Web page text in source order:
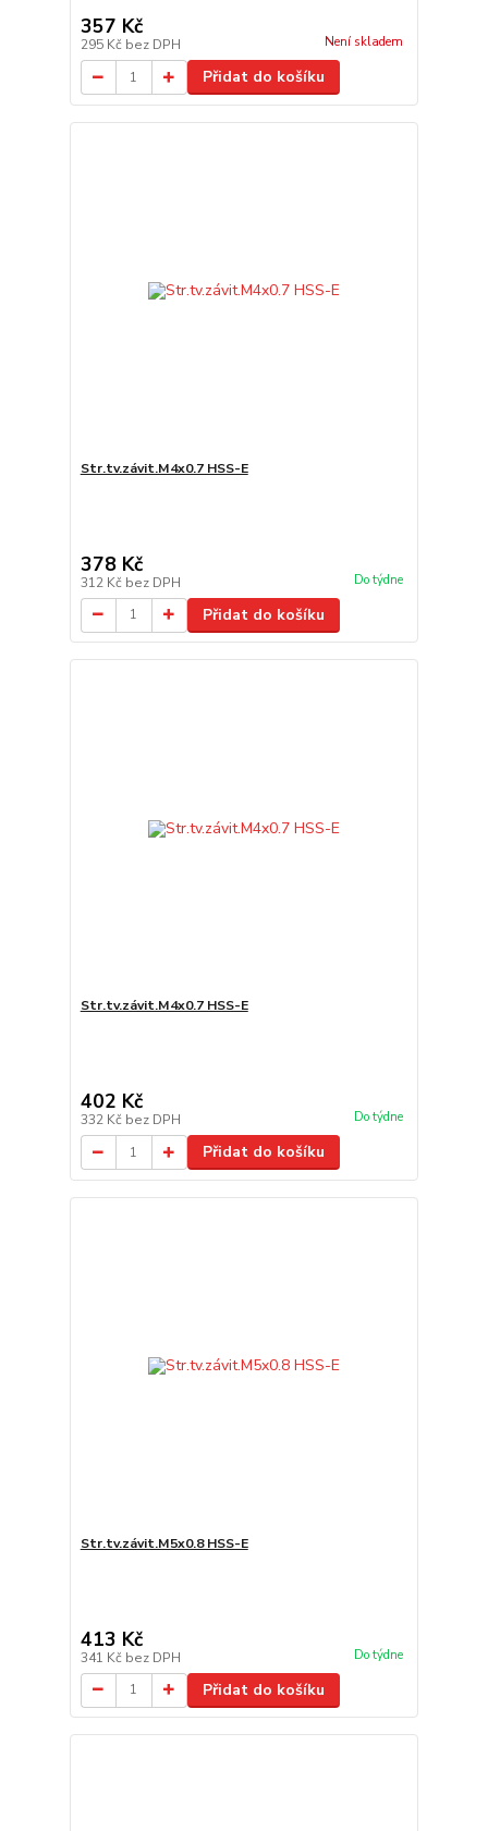
357 Kč
295 Kč bez DPH Není skladem
Přidat do košíku
Str.tv.závit.M4x0.7 HSS-E
378 Kč
312 Kč bez DPH Do týdne
Přidat do košíku
Str.tv.závit.M4x0.7 HSS-E
402 Kč
332 Kč bez DPH Do týdne
Přidat do košíku
Str.tv.závit.M5x0.8 HSS-E
413 Kč
341 Kč bez DPH Do týdne
Přidat do košíku